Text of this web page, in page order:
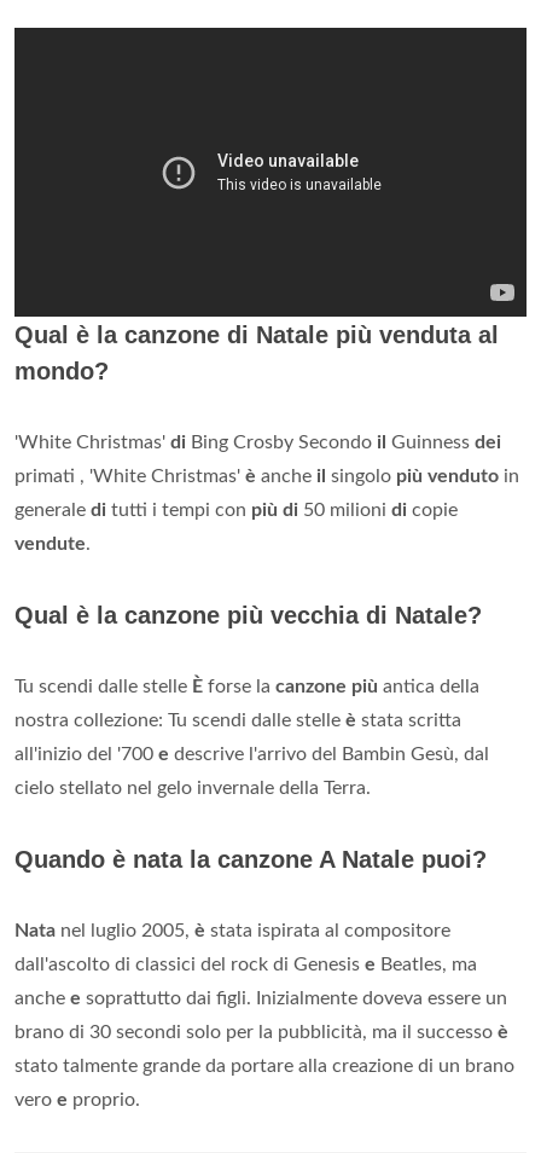
Qual è la canzone di Natale più venduta al
mondo?
'White Christmas' di Bing Crosby Secondo il Guinness dei
primati , 'White Christmas' è anche il singolo più venduto in
generale di tutti i tempi con più di 50 milioni di copie
vendute.
Qual è la canzone più vecchia di Natale?
Tu scendi dalle stelle È forse la canzone più antica della
nostra collezione: Tu scendi dalle stelle è stata scritta
all'inizio del '700 e descrive l'arrivo del Bambin Gesù, dal
cielo stellato nel gelo invernale della Terra.
Quando è nata la canzone A Natale puoi?
Nata nel luglio 2005, è stata ispirata al compositore
dall'ascolto di classici del rock di Genesis e Beatles, ma
anche e soprattutto dai figli. Inizialmente doveva essere un
brano di 30 secondi solo per la pubblicità, ma il successo è
stato talmente grande da portare alla creazione di un brano
vero e proprio.